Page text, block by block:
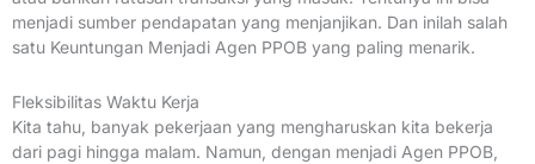
menjadi sumber pendapatan yang menjanjikan. Dan inilah salah
satu Keuntungan Menjadi Agen PPOB yang paling menarik.
Fleksibilitas Waktu Kerja
Kita tahu, banyak pekerjaan yang mengharuskan kita bekerja
dari pagi hingga malam. Namun, dengan menjadi Agen PPOB,